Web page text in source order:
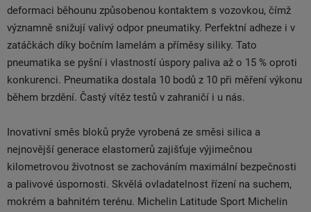
deformaci běhounu způsobenou kontaktem s vozovkou, čímž
významně snižují valivý odpor pneumatiky. Perfektní adheze i v
zatáčkách díky bočním lamelám a příměsy siliky. Tato
pneumatika se pyšní i vlastností úspory paliva až o 15 % oproti
konkurenci. Pneumatika dostala 10 bodů z 10 při měření výkonu
během brzdění. Častý vítěz testů v zahraničí i u nás.
Inovativní směs bloků pryže vyrobená ze směsi silica a
nejnovější generace elastomerů zajišťuje výjimečnou
kilometrovou životnost se zachováním maximální bezpečnosti
a palivové úspornosti. Skvělá ovladatelnost řízení na suchem,
mokrém a bahnitém terénu. Michelin Latitude Sport Michelin